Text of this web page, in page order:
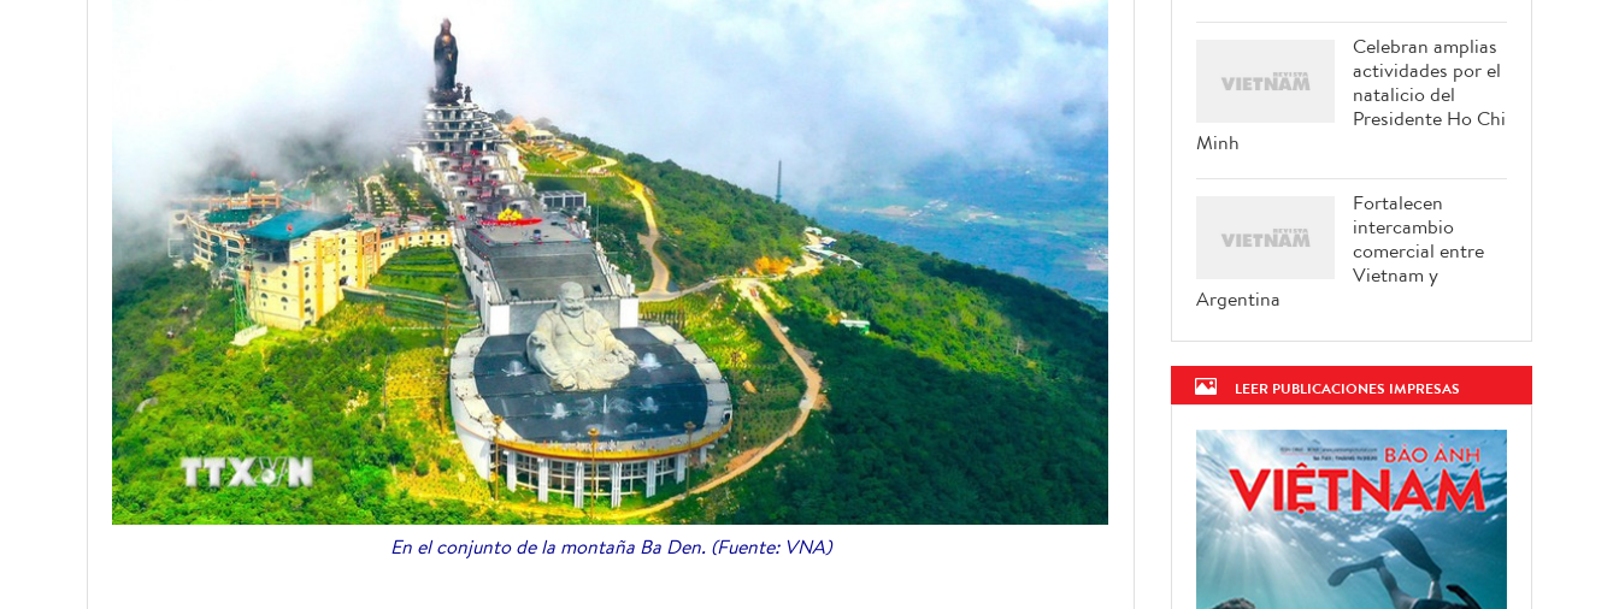
En el conjunto de la montaña Ba Den. (Fuente: VNA)
Celebran amplias
actividades por el
natalicio del
Presidente Ho Chi
Minh
Fortalecen
intercambio
comercial entre
Vietnam y
Argentina
LEER PUBLICACIONES IMPRESAS